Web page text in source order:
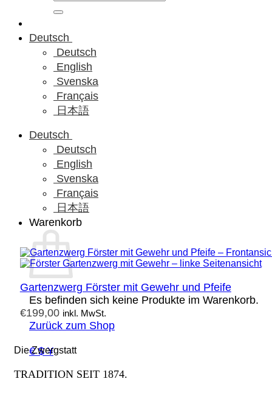
nach:
Deutsch
Deutsch
English
Svenska
Français
日本語
Deutsch
Deutsch
English
Svenska
Français
日本語
Warenkorb
Es befinden sich keine Produkte im Warenkorb.
Zurück zum Shop
€ $ ¥
Gartenzwerg Förster mit Gewehr und Pfeife
€199,00 inkl. MwSt.
Die Zwergstatt
TRADITION SEIT 1874.